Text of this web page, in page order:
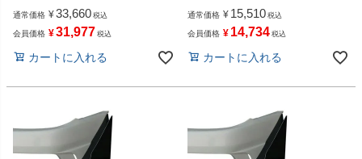
通常価格 ¥33,660 税込
会員価格 ¥31,977 税込
カートに入れる
通常価格 ¥ 15,510 税込
会員価格 ¥ 14,734 税込
カートに入れる